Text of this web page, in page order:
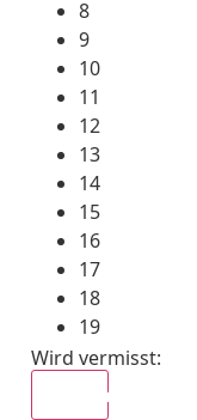
8
9
10
11
12
13
14
15
16
17
18
19
Wird vermisst: